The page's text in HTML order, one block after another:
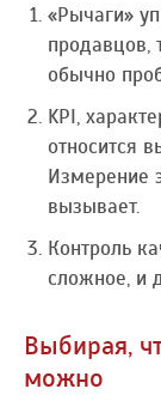
«Рычаги»
продавцов,
обычно
KPI,
относится
Измерение
вызывает.
Контроль
сложное, и
Выбирая,
можно